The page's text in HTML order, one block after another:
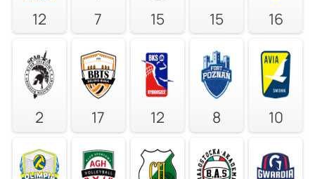
12 7 15 15 16
2 17 12 8 10